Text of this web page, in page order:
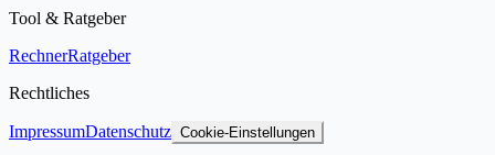
Tool & Ratgeber
RechnerRatgeber
Rechtliches
ImpressumDatenschutz Cookie-Einstellungen